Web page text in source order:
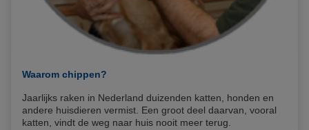
Waarom chippen?
Jaarlijks raken in Nederland duizenden katten, honden en
andere huisdieren vermist. Een groot deel daarvan, vooral
katten, vindt de weg naar huis nooit meer terug.